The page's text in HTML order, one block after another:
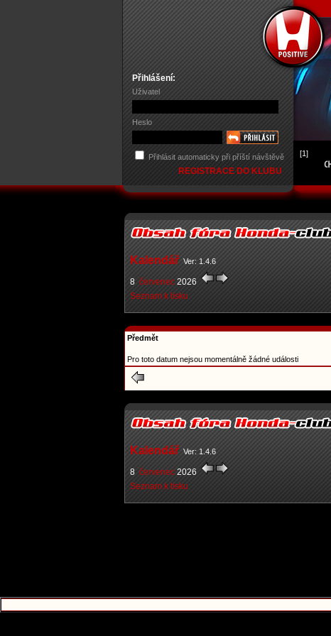
Přihlášení:
Uživatel
Heslo
Přihlásit automaticky při příští návštěvě
REGISTRACE DO KLUBU
[1]
Kalendář Ver: 1.4.6
8 červenec 2026
Seznam k tisku
Předmět
Pro toto datum nejsou momentálně žádné události
Kalendář Ver: 1.4.6
8 červenec 2026
Seznam k tisku